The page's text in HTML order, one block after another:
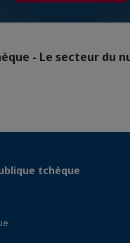
- Le secteur du
tchèque